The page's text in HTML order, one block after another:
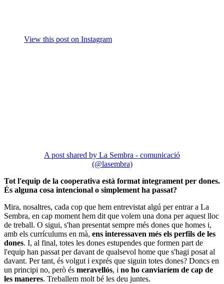
View this post on Instagram
A post shared by La Sembra - comunicació
(@lasembra)
Tot l'equip de la cooperativa està format íntegrament per dones.
És alguna cosa intencional o simplement ha passat?
Mira, nosaltres, cada cop que hem entrevistat algú per entrar a La
Sembra, en cap moment hem dit que volem una dona per aquest lloc
de treball. O sigui, s'han presentat sempre més dones que homes i,
amb els currículums en mà, ens interessaven més els perfils de les
dones. I, al final, totes les dones estupendes que formen part de
l'equip han passat per davant de qualsevol home que s'hagi posat al
davant. Per tant, és volgut i exprés que siguin totes dones? Doncs en
un principi no, però és meravellós, i no ho canviaríem de cap de
les maneres. Treballem molt bé les deu juntes.